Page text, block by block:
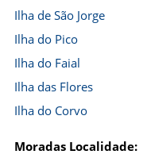
Ilha de São Jorge
Ilha do Pico
Ilha do Faial
Ilha das Flores
Ilha do Corvo
Moradas Localidade: